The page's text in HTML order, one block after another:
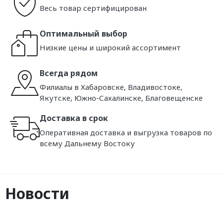
Весь товар сертифицирован
Оптимальный выбор
Низкие цены и широкий ассортимент
Всегда рядом
Филиалы в Хабаровске, Владивостоке,
Якутске, Южно-Сахалинске, Благовещенске
Доставка в срок
Оперативная доставка и выгрузка товаров по
всему Дальнему Востоку
Новости